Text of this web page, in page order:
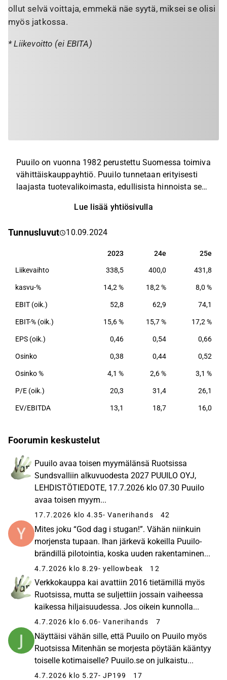
ollut selvä voittaja, emmekä näe syytä, miksei se olisi
myös jatkossa.
* Liikevoitto (ei EBITA)
Puuilo on vuonna 1982 perustettu Suomessa toimiva
vähittäiskauppayhtiö. Puuilo tunnetaan erityisesti
laajasta tuotevalikoimasta, edullisista hinnoista sekä
asiointikokemuksesta. Puuilo on keskittynyt
lemmikkituotteisiin.
Lue lisää yhtiösivulla
Tunnusluvut 10.09.2024
2023 24e 25e
2023 24e 25e
Liikevaihto 338,5 400,0 431,8
kasvu-% 14,2 % 18,2 % 8,0 %
EBIT (oik.) 52,8 62,9 74,1
EBIT-% (oik.) 15,6 % 15,7 % 17,2 %
EPS (oik.) 0,46 0,54 0,66
Osinko 0,38 0,44 0,52
Osinko % 4,1 % 2,6 % 3,1 %
P/E (oik.) 20,3 31,4 26,1
EV/EBITDA 13,1 18,7 16,0
Foorumin keskustelut
Puuilo avaa toisen myymälänsä Ruotsissa
Sundsvalliin alkuvuodesta 2027 PUUILO OYJ,
LEHDISTÖTIEDOTE, 17.7.2026 klo 07.30 Puuilo
avaa toisen myym...
17.7.2026 klo 4.35- Vanerihands 42
Mites joku “God dag i stugan!”. Vähän niinkuin
morjensta tupaan. Ihan järkevä kokeilla Puuilo-
brändillä pilotointia, koska uuden rakentaminen...
4.7.2026 klo 8.29- yellowbeak 12
Verkkokauppa kai avattiin 2016 tietämillä myös
Ruotsissa, mutta se suljettiin jossain vaiheessa
kaikessa hiljaisuudessa. Jos oikein kunnolla...
4.7.2026 klo 6.06- Vanerihands 7
Näyttäisi vähän sille, että Puuilo on Puuilo myös
Ruotsissa​ Mitenhän se morjesta pöytään kääntyy
toiselle kotimaiselle? Puuilo.se on julkaistu...
4.7.2026 klo 5.27- JP199 17